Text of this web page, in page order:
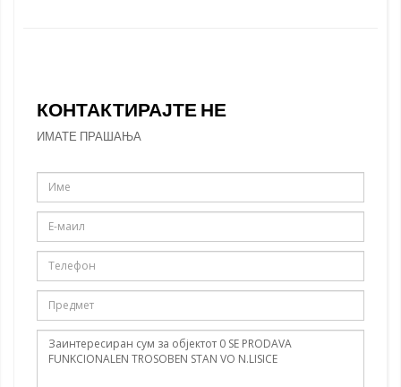
КОНТАКТИРАЈТЕ НЕ
ИМАТЕ ПРАШАЊА